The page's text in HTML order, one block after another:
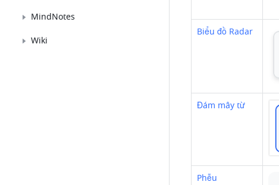
MindNotes
Wiki
Biểu đồ Radar
Đám mây từ
Phễu